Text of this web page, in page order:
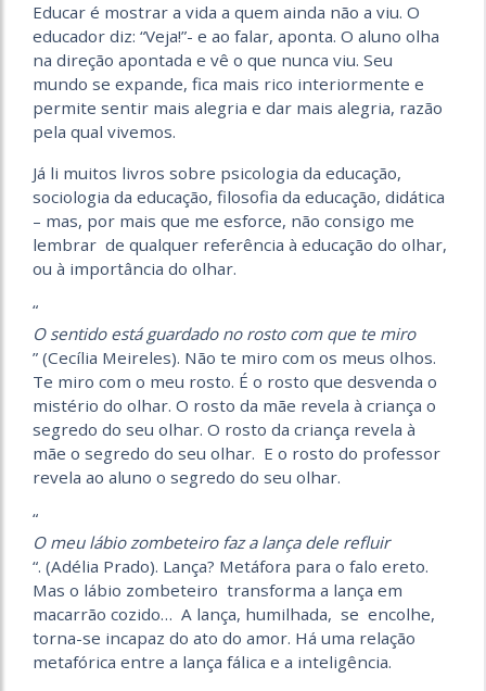
Educar é mostrar a vida a quem ainda não a viu. O
educador diz: “Veja!”- e ao falar, aponta. O aluno olha
na direção apontada e vê o que nunca viu. Seu
mundo se expande, fica mais rico interiormente e
permite sentir mais alegria e dar mais alegria, razão
pela qual vivemos.
Já li muitos livros sobre psicologia da educação,
sociologia da educação, filosofia da educação, didática
– mas, por mais que me esforce, não consigo me
lembrar de qualquer referência à educação do olhar,
ou à importância do olhar.
“
O sentido está guardado no rosto com que te miro
” (Cecília Meireles). Não te miro com os meus olhos.
Te miro com o meu rosto. É o rosto que desvenda o
mistério do olhar. O rosto da mãe revela à criança o
segredo do seu olhar. O rosto da criança revela à
mãe o segredo do seu olhar. E o rosto do professor
revela ao aluno o segredo do seu olhar.
“
O meu lábio zombeteiro faz a lança dele refluir
“. (Adélia Prado). Lança? Metáfora para o falo ereto.
Mas o lábio zombeteiro transforma a lança em
macarrão cozido… A lança, humilhada, se encolhe,
torna-se incapaz do ato do amor. Há uma relação
metafórica entre a lança fálica e a inteligência.